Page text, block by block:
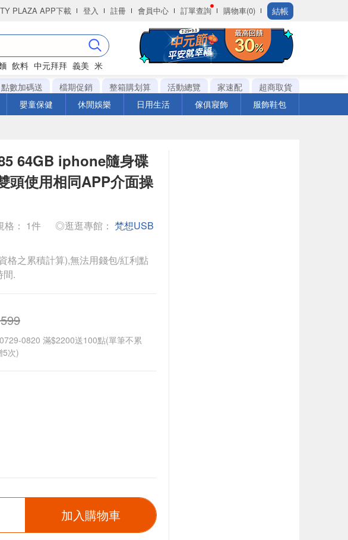
PLAZA APP下載 登入 註冊 會員中心 訂單查詢 購物車(0) 結帳
飲料 中元拜拜 義美 米
點數加碼送 檔期促銷 整箱購划算 活動總覽 家速配
超商取貨
嬰童保健 休閒娛樂 日用生活 傢俱寢飾 服飾鞋包
64GB iphone隨身碟
使用相同APP介面操
： 1件 ◎逛逛專館： 梵想USB
格之累積計算),無法用錢包/紅利點
間.
0820 滿$2200送100點(單筆不累
5次)
加入購物車